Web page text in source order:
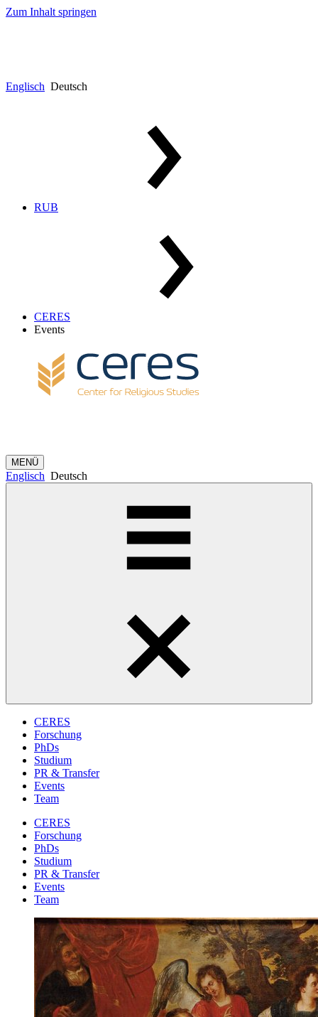
Zum Inhalt springen
Englisch Deutsch
RUB
CERES
Events
MENÜ
Englisch Deutsch
CERES
Forschung
PhDs
Studium
PR & Transfer
Events
Team
CERES
Forschung
PhDs
Studium
PR & Transfer
Events
Team